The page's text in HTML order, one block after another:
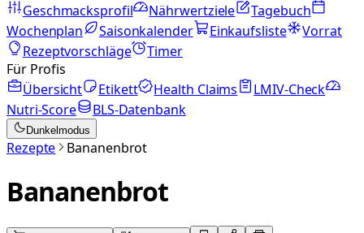
Geschmacksprofil
Nährwertziele
Tagebuch
Wochenplan
Saisonkalender Einkaufsliste
Vorrat
Rezeptvorschläge
Timer
Für Profis
Übersicht
Etikett Health Claims
LMIV-Check
Nutri-Score
BLS-Datenbank
Dunkelmodus
Rezepte Bananenbrot
Bananenbrot